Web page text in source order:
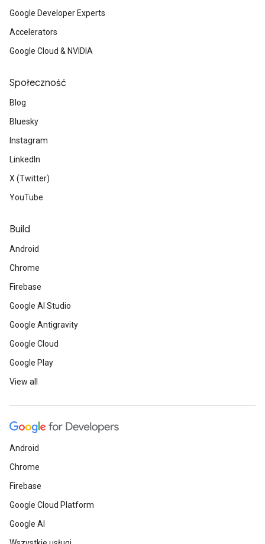
Google Developer Experts
Accelerators
Google Cloud & NVIDIA
Społeczność
Blog
Bluesky
Instagram
LinkedIn
X (Twitter)
YouTube
Build
Android
Chrome
Firebase
Google AI Studio
Google Antigravity
Google Cloud
Google Play
View all
Android
Chrome
Firebase
Google Cloud Platform
Google AI